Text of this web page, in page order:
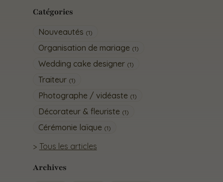
Catégories
Nouveautés (1)
Organisation de mariage (1)
Wedding cake designer (1)
Traiteur (1)
Photographe / vidéaste (1)
Décorateur & fleuriste (1)
Cérémonie laïque (1)
Tous les articles
Archives